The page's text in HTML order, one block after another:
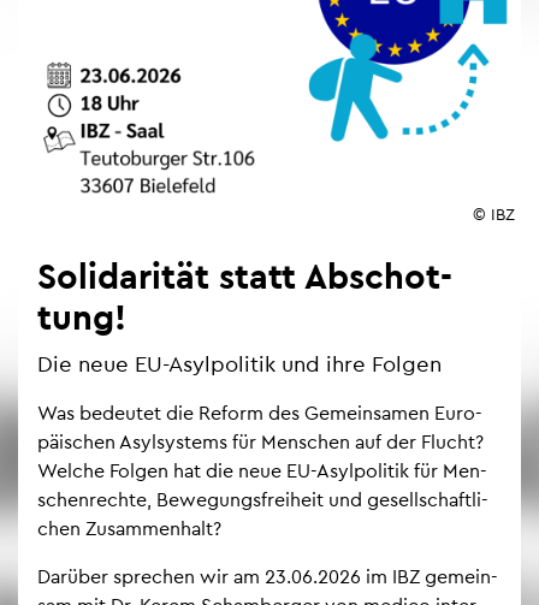
© IBZ
So­li­da­ri­tät statt Ab­schot­
tung!
Die neue EU-Asyl­po­li­tik und ihre Fol­gen
Was be­deu­tet die Re­form des Ge­mein­sa­men Eu­ro­
päi­schen Asyl­sys­tems für Men­schen auf der Flucht?
Wel­che Fol­gen hat die neue EU-Asyl­po­li­tik für Men­
schen­rech­te, Be­we­gungs­frei­heit und ge­sell­schaft­li­
chen Zu­sam­men­halt?
Dar­über spre­chen wir am 23.06.2026 im IBZ ge­mein­